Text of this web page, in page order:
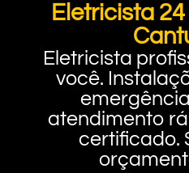
Eletricista
Eletricista
você.
atendimento
certificado.